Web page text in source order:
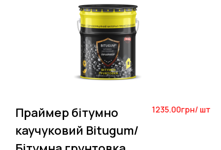
Праймер бітумно
каучуковий Bitugum/
1235.00грн/ шт